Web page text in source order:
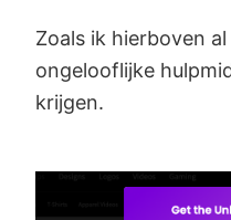
Zoals ik hierboven
ongelooflijke
krijgen.